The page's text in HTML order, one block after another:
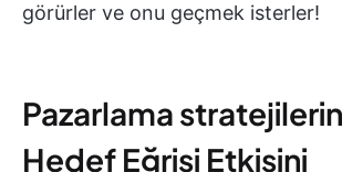
görürler ve onu geçmek isterler!
Pazarlama
Hedef Eğrisi Etkisini